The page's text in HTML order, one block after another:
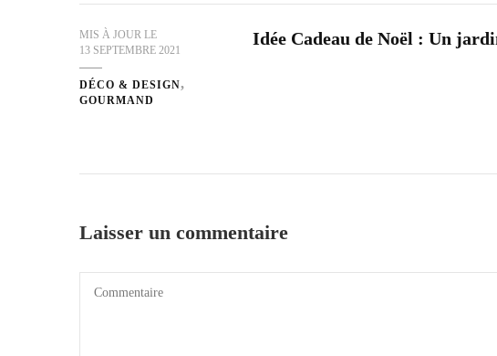
MIS À JOUR LE
13 SEPTEMBRE 2021
DÉCO & DESIGN
GOURMAND
Idée Cadeau de Noël : Un
Laisser un commentaire